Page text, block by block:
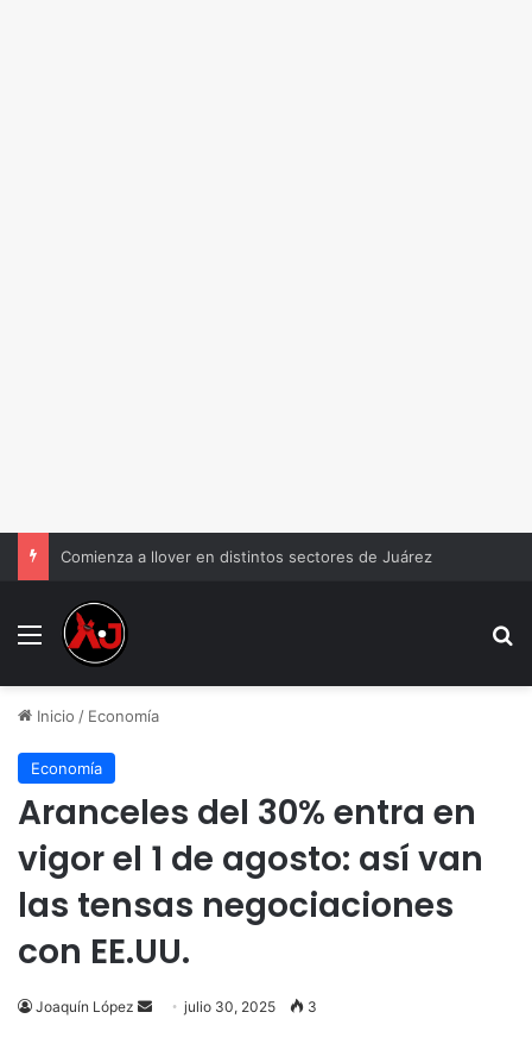
Comienza a llover en distintos sectores de Juárez
Menu
Inicio / Economía
Economía
Aranceles del 30% entra en
vigor el 1 de agosto: así van
las tensas negociaciones
con EE.UU.
Joaquín López
Sendjulio 30, 2025 3